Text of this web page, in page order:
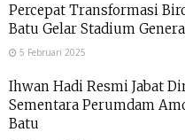
Percepat Transformasi
Batu Gelar Stadium
5 Februari 2025
Ihwan Hadi Resmi Jabat
Sementara Perumdam
Batu